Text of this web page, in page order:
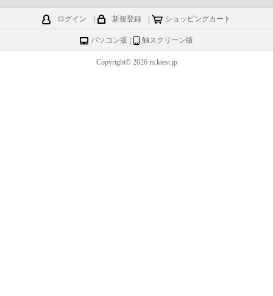
ログイン 新規登録 ショッピングカート
パソコン版 触スクリーン版
Copyright© 2026 m.ktest.jp